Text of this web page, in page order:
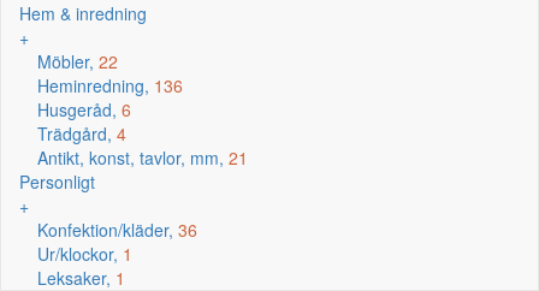
Hem & inredning
+
Möbler, 22
Heminredning, 136
Husgeråd, 6
Trädgård, 4
Antikt, konst, tavlor, mm, 21
Personligt
+
Konfektion/kläder, 36
Ur/klockor, 1
Leksaker, 1